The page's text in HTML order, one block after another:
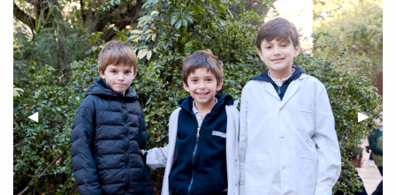
Previous Slide
◀︎ Next
▶︎